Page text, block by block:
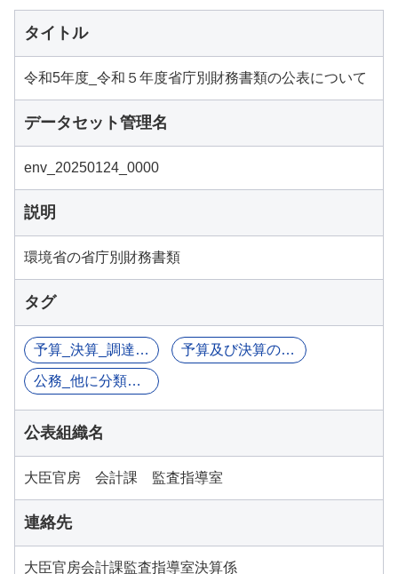
タイトル
令和5年度_令和５年度省庁別財務書類の公表について
データセット管理名
env_20250124_0000
説明
環境省の省庁別財務書類
タグ
予算_決算_調達関連情報 予算及び決算の概要
公務_他に分類されるものを除く
公表組織名
大臣官房 会計課 監査指導室
連絡先
大臣官房会計課監査指導室決算係